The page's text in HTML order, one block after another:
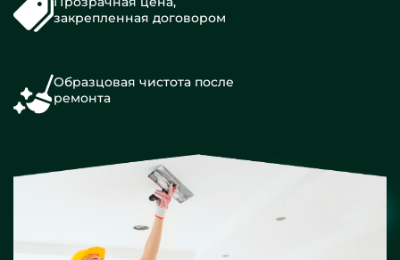
закрепленная договором
Образцовая чистота после
ремонта